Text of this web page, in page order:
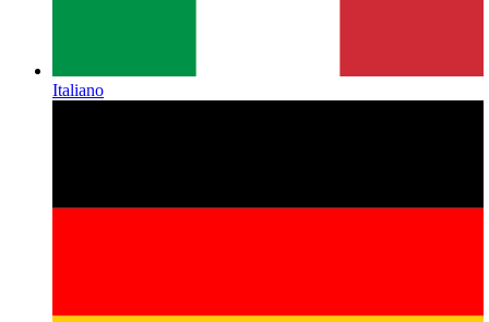
Italiano